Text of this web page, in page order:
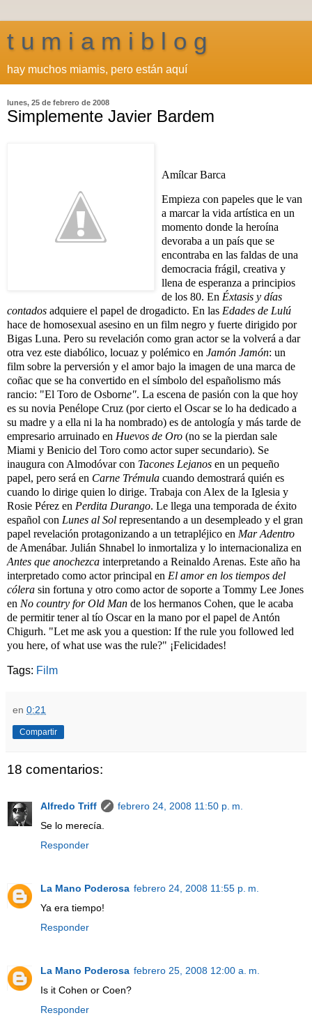
t u m i a m i b l o g
hay muchos miamis, pero están aquí
lunes, 25 de febrero de 2008
Simplemente Javier Bardem
Amílcar Barca
Empieza con papeles que le van
a marcar la vida artística en un
momento donde la heroína
devoraba a un país que se
encontraba en las faldas de una
democracia frágil, creativa y
llena de esperanza a principios
de los 80. En Éxtasis y días
contados adquiere el papel de drogadicto. En las Edades de Lulú
hace de homosexual asesino en un film negro y fuerte dirigido por
Bigas Luna. Pero su revelación como gran actor se la volverá a dar
otra vez este diabólico, locuaz y polémico en Jamón Jamón: un
film sobre la perversión y el amor bajo la imagen de una marca de
coñac que se ha convertido en el símbolo del españolismo más
rancio: "El Toro de Osborne". La escena de pasión con la que hoy
es su novia Penélope Cruz (por cierto el Oscar se lo ha dedicado a
su madre y a ella ni la ha nombrado) es de antología y más tarde de
empresario arruinado en Huevos de Oro (no se la pierdan sale
Miami y Benicio del Toro como actor super secundario). Se
inaugura con Almodóvar con Tacones Lejanos en un pequeño
papel, pero será en Carne Trémula cuando demostrará quién es
cuando lo dirige quien lo dirige. Trabaja con Alex de la Iglesia y
Rosie Pérez en Perdita Durango. Le llega una temporada de éxito
español con Lunes al Sol representando a un desempleado y el gran
papel revelación protagonizando a un tetrapléjico en Mar Adentro
de Amenábar. Julián Shnabel lo inmortaliza y lo internacionaliza en
Antes que anochezca interpretando a Reinaldo Arenas. Este año ha
interpretado como actor principal en El amor en los tiempos del
cólera sin fortuna y otro como actor de soporte a Tommy Lee Jones
en No country for Old Man de los hermanos Cohen, que le acaba
de permitir tener al tío Oscar en la mano por el papel de Antón
Chigurh. "Let me ask you a question: If the rule you followed led
you here, of what use was the rule?" ¡Felicidades!
Tags: Film
en 0:21
Compartir
18 comentarios:
Alfredo Triff
febrero 24, 2008 11:50 p. m.
Se lo merecía.
Responder
La Mano Poderosa febrero 24, 2008 11:55 p. m.
Ya era tiempo!
Responder
La Mano Poderosa febrero 25, 2008 12:00 a. m.
Is it Cohen or Coen?
Responder